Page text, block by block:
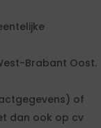
Brabant Oost.
of
dan ook op cv